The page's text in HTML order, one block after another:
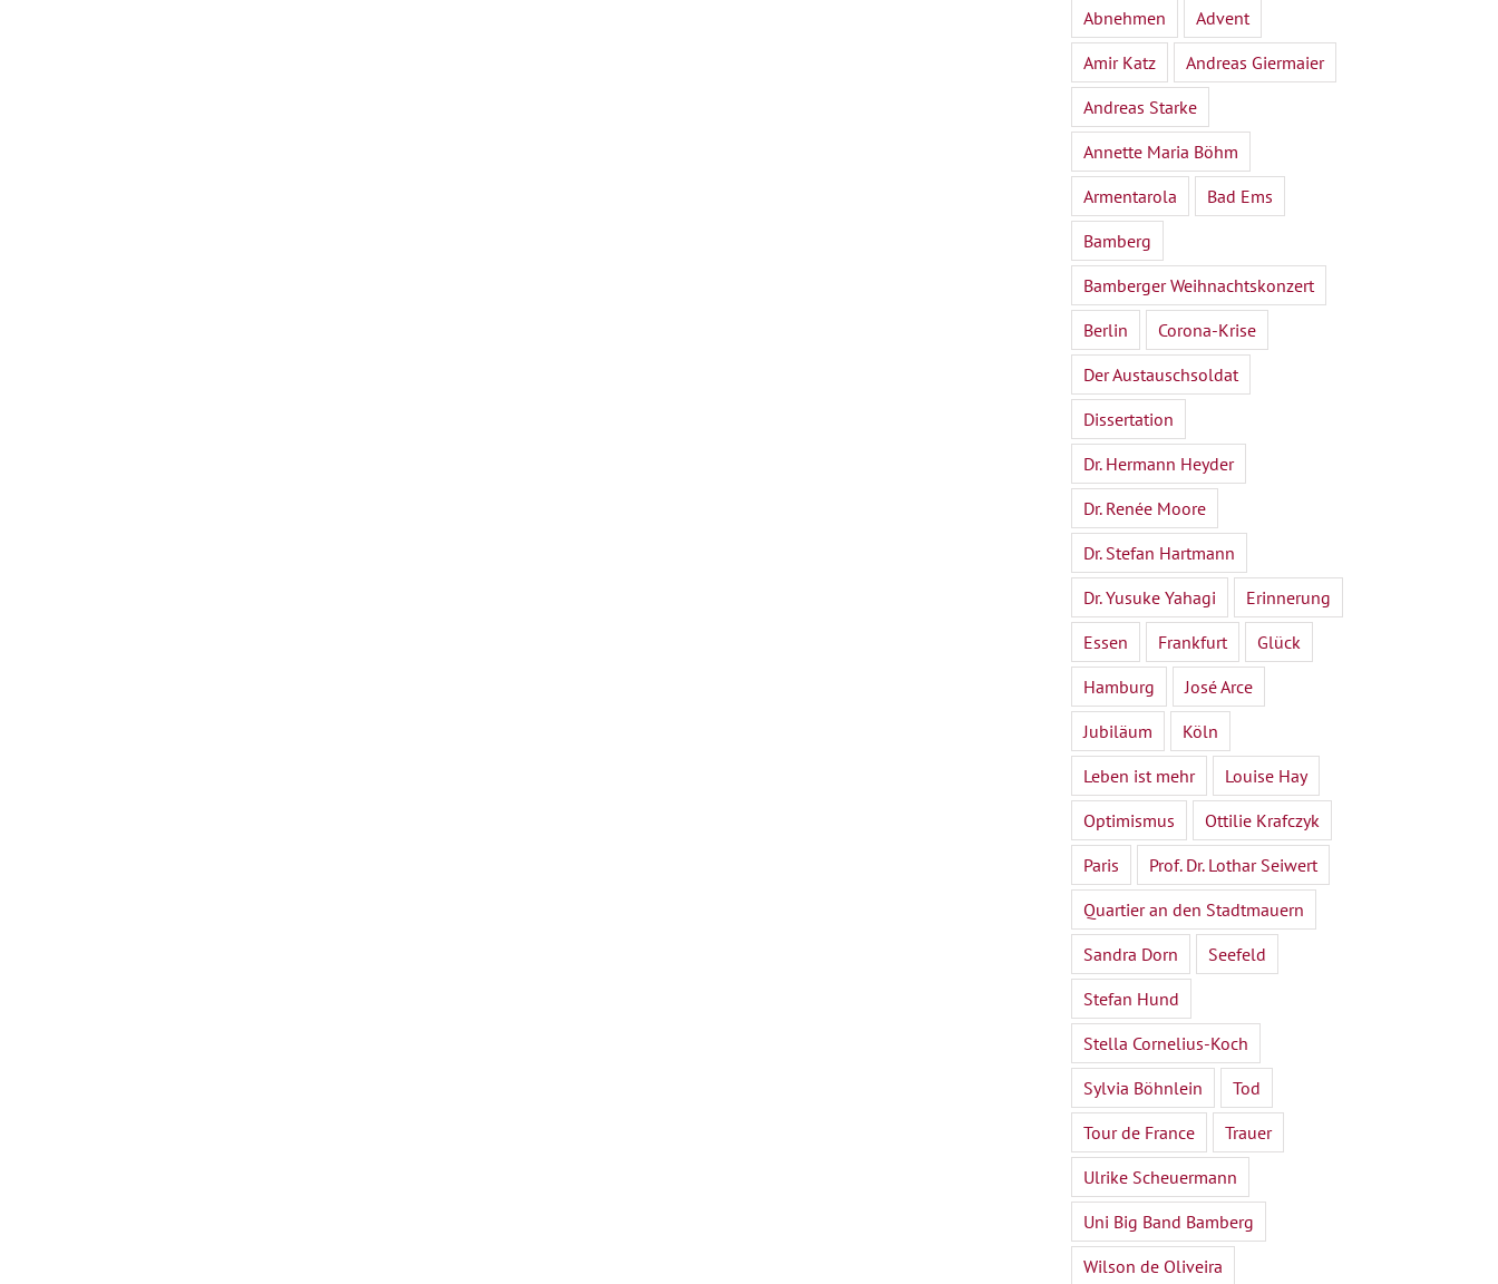
Abnehmen
Advent
Amir Katz
Andreas Giermaier
Andreas Starke
Annette Maria Böhm
Armentarola
Bad Ems
Bamberg
Bamberger Weihnachtskonzert
Berlin
Corona-Krise
Der Austauschsoldat
Dissertation
Dr. Hermann Heyder
Dr. Renée Moore
Dr. Stefan Hartmann
Dr. Yusuke Yahagi
Erinnerung
Essen
Frankfurt
Glück
Hamburg
José Arce
Jubiläum
Köln
Leben ist mehr
Louise Hay
Optimismus
Ottilie Krafczyk
Paris
Prof. Dr. Lothar Seiwert
Quartier an den Stadtmauern
Sandra Dorn
Seefeld
Stefan Hund
Stella Cornelius-Koch
Sylvia Böhnlein
Tod
Tour de France
Trauer
Ulrike Scheuermann
Uni Big Band Bamberg
Wilson de Oliveira